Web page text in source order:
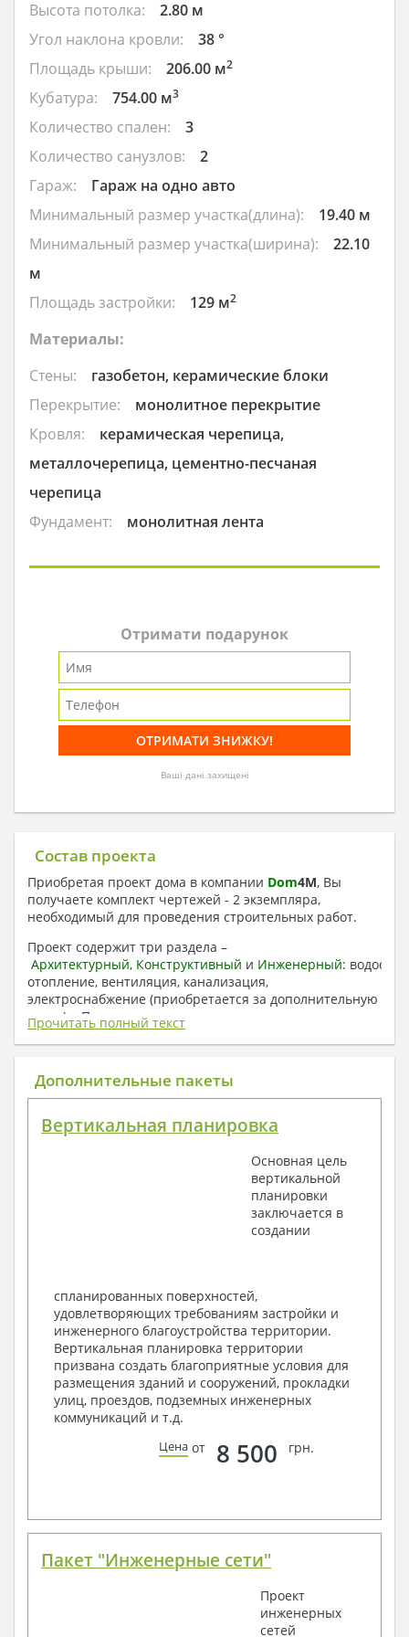
Высота потолка:
2.80 м
Угол наклона кровли:
38 °
Площадь крыши:
206.00 м2
Кубатура: 754.00 м3
Количество спален:
3
Количество санузлов:
2
Гараж:
Гараж на одно авто
Минимальный размер участка(длина):
19.40 м
Минимальный размер участка(ширина):
22.10
м
Площадь застройки:
129 м2
Материалы:
Стены:
газобетон, керамические блоки
Перекрытие:
монолитное перекрытие
Кровля:
керамическая черепица,
металлочерепица, цементно-песчаная
черепица
Фундамент:
монолитная лента
Отримати подарунок
Ваші дані захищені
Состав проекта
Приобретая проект дома в компании Dom4M, Вы
получаете комплект чертежей - 2 экземпляра,
необходимый для проведения строительных работ.
Проект содержит три раздела –
Архитектурный, Конструктивный и Инженерный:
отопление, вентиляция, канализация,
электроснабжение (приобретается за дополнительную
плату) + Пояснительная записка.
1. Архитектурный раздел:
Общие данные по проекту
План координационных осей
Поэтажные маркировочные планы с
Разрезы и состав конструкций
Фасады с ведомостью внешних отделок
Элементы проемов – спецификация
Ведомость перемычек – сечения и
Архитектурные узлы в конструкциях
2. Конструктивный раздел:
Общие данные по проекту
Схемы расположения и расчеты фундаментов
Элементы каркаса – схемы расположения
Схема расположения перекрытий
Опоры перекрытия на стены или Узлы
Элементы кровли – схемы расположения
3. Инженерный раздел (приобретается по желанию
за дополнительную плату):
Условные обозначения с общими данными
Поэтажная система водоснабжения и
Прочитать полный текст
Дополнительные пакеты
Вертикальная планировка
Основная цель
вертикальной
планировки
заключается в
создании
спланированных поверхностей,
удовлетворяющих требованиям застройки и
инженерного благоустройства территории.
Вертикальная планировка территории
призвана создать благоприятные условия для
размещения зданий и сооружений, прокладки
улиц, проездов, подземных инженерных
коммуникаций и т.д.
Цена от 8 500 грн.
Пакет "Инженерные сети"
Проект
инженерных
сетей